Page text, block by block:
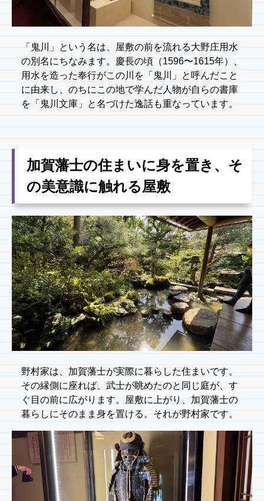
「鬼川」という名は、屋敷の前を流れる大野庄用水
の別名にちなみます。慶長の頃（1596〜1615年）、
用水を造った奉行がこの川を「鬼川」と呼んだこと
に由来し、のちにこの地で学んだ人物が自らの書庫
を「鬼川文庫」と名づけた逸話も重なっています。
加賀藩士の住まいに身を置き、そ
の美意識に触れる屋敷
野村家は、加賀藩士が実際に暮らした住まいです。
その縁側に座れば、武士が眺めたのと同じ庭が、す
ぐ目の前に広がります。屋敷に上がり、加賀藩士の
暮らしにそのまま身を置ける。それが野村家です。